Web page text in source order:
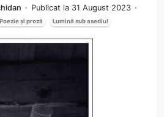
Publicat la 31 August 2023
Poezie și proză Lumină sub asediu!